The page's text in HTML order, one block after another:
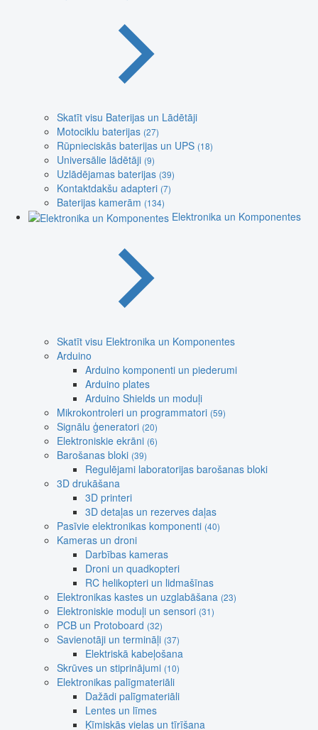
Skatīt visu Baterijas un Lādētāji
Motociklu baterijas (27)
Rūpnieciskās baterijas un UPS (18)
Universālie lādētāji (9)
Uzlādējamas baterijas (39)
Kontaktdakšu adapteri (7)
Baterijas kamerām (134)
Elektronika un Komponentes
Skatīt visu Elektronika un Komponentes
Arduino
Arduino komponenti un piederumi
Arduino plates
Arduino Shields un moduļi
Mikrokontroleri un programmatori (59)
Signālu ģeneratori (20)
Elektroniskie ekrāni (6)
Barošanas bloki (39)
Regulējami laboratorijas barošanas bloki
3D drukāšana
3D printeri
3D detaļas un rezerves daļas
Pasīvie elektronikas komponenti (40)
Kameras un droni
Darbības kameras
Droni un quadkopteri
RC helikopteri un lidmašīnas
Elektronikas kastes un uzglabāšana (23)
Elektroniskie moduļi un sensori (31)
PCB un Protoboard (32)
Savienotāji un termināļi (37)
Elektriskā kabeļošana
Skrūves un stiprinājumi (10)
Elektronikas palīgmateriāli
Dažādi palīgmateriāli
Lentes un līmes
Ķīmiskās vielas un tīrīšana